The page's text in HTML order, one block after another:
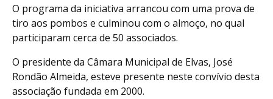
O programa da iniciativa arrancou com uma prova de
tiro aos pombos e culminou com o almoço, no qual
participaram cerca de 50 associados.
O presidente da Câmara Municipal de Elvas, José
Rondão Almeida, esteve presente neste convívio desta
associação fundada em 2000.